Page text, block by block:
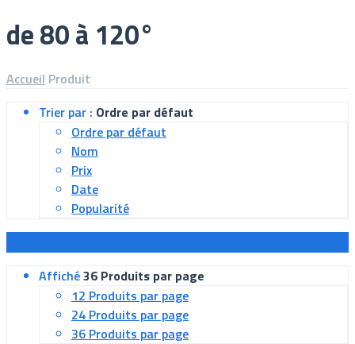
de 80 à 120°
Accueil Produit
Trier par : Ordre par défaut
Ordre par défaut
Nom
Prix
Date
Popularité
Affiché36 Produits par page
12 Produits par page
24 Produits par page
36 Produits par page